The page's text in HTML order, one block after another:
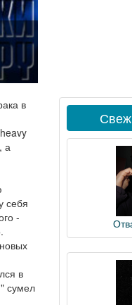
в
а
себя
-
в
сумел